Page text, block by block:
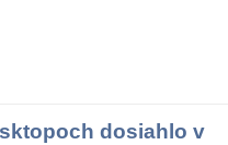
dosiahlo v